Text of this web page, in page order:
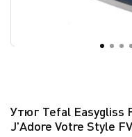
Утюг Tefal Easygliss
J'Adore Votre Style